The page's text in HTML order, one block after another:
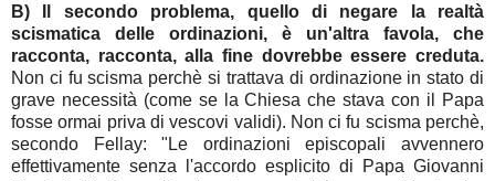
B)
Il secondo problema, quello di negare la realtà
scismatica delle ordinazioni, è un'altra favola, che
racconta, racconta, alla fine dovrebbe essere creduta.
Non ci fu scisma perchè si trattava di ordinazione in stato di
grave necessità (come se la Chiesa che stava con il Papa
fosse ormai priva di vescovi validi). Non ci fu scisma perchè,
secondo Fellay: "Le ordinazioni episcopali avvennero
effettivamente senza l'accordo esplicito di Papa Giovanni